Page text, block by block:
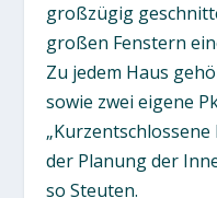
großzügig
großen Fenstern
Zu jedem Haus
sowie zwei eigene
der Planung der
so Steuten.